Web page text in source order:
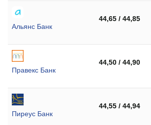
Альянс Банк
44,65 / 44,85
Правекс Банк
44,50 / 44,90
Пиреус Банк
44,55 / 44,94